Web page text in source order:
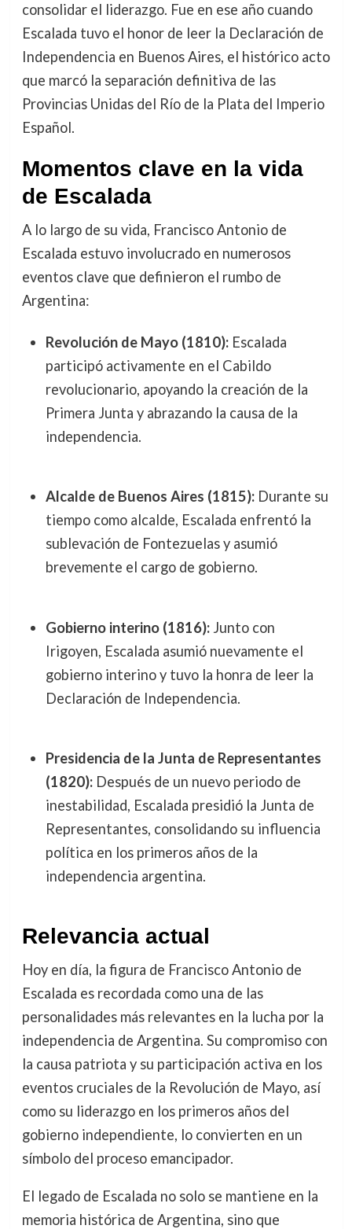
consolidar el liderazgo. Fue en ese año cuando
Escalada tuvo el honor de leer la Declaración de
Independencia en Buenos Aires, el histórico acto
que marcó la separación definitiva de las
Provincias Unidas del Río de la Plata del Imperio
Español.
Momentos clave en la vida
de Escalada
A lo largo de su vida, Francisco Antonio de
Escalada estuvo involucrado en numerosos
eventos clave que definieron el rumbo de
Argentina:
Revolución de Mayo (1810):Escalada
participó activamente en el Cabildo
revolucionario, apoyando la creación de la
Primera Junta y abrazando la causa de la
independencia.
Alcalde de Buenos Aires (1815):Durante su
tiempo como alcalde, Escalada enfrentó la
sublevación de Fontezuelas y asumió
brevemente el cargo de gobierno.
Gobierno interino (1816):Junto con
Irigoyen, Escalada asumió nuevamente el
gobierno interino y tuvo la honra de leer la
Declaración de Independencia.
Presidencia de la Junta de Representantes
(1820):Después de un nuevo periodo de
inestabilidad, Escalada presidió la Junta de
Representantes, consolidando su influencia
política en los primeros años de la
independencia argentina.
Relevancia actual
Hoy en día, la figura de Francisco Antonio de
Escalada es recordada como una de las
personalidades más relevantes en la lucha por la
independencia de Argentina. Su compromiso con
la causa patriota y su participación activa en los
eventos cruciales de la Revolución de Mayo, así
como su liderazgo en los primeros años del
gobierno independiente, lo convierten en un
símbolo del proceso emancipador.
El legado de Escalada no solo se mantiene en la
memoria histórica de Argentina, sino que